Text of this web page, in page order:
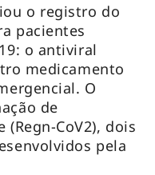
o registro do
pacientes
o antiviral
medicamento
O
de
CoV2), dois
pela